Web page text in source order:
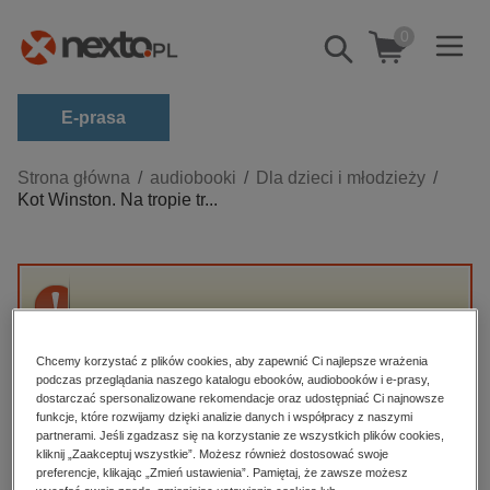
Pokaż/schowaj
wyszukiwarkę
0
E-prasa
Kategorie
Zobacz wszystkie E-prasa
budownictwo, aranżacja wnętrz
dzienniki
edukacja
hobby, sport, rozrywka
komputery, internet, technologie, informatyka
Strona główna audiobooki
Dla dzieci i młodzieży
Kot Winston. Na tropie tr...
Przepraszamy, ale produkt „Kot Winston. Na
High-contrast mode
Polecane
Chcemy korzystać z plików cookies, aby zapewnić Ci najlepsze wrażenia
podczas przeglądania naszego katalogu ebooków, audiobooków i e-prasy,
dostarczać spersonalizowane rekomendacje oraz udostępniać Ci najnowsze
funkcje, które rozwijamy dzięki analizie danych i współpracy z naszymi
partnerami. Jeśli zgadzasz się na korzystanie ze wszystkich plików cookies,
kliknij „Zaakceptuj wszystkie”. Możesz również dostosować swoje
preferencje, klikając „Zmień ustawienia”. Pamiętaj, że zawsze możesz